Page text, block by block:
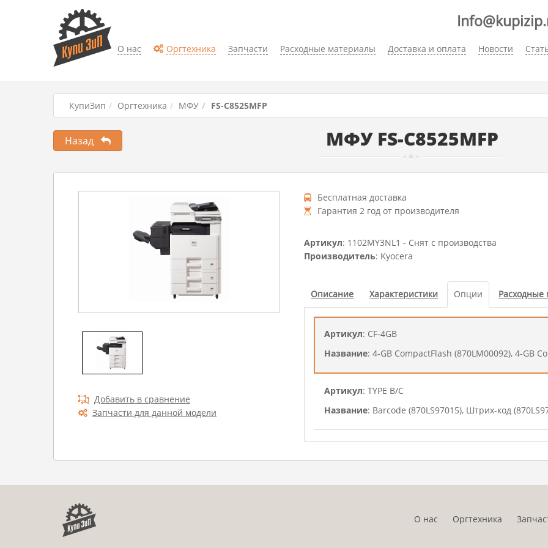
О нас Оргтехника Запчасти Расходные материалы Доставка и оплата Новости
КупиЗип Оргтехника МФУ FS-C8525MFP
МФУ FS-C8525MFP
Назад
Добавить в сравнение
Запчасти для данной модели
Бесплатная доставка
Гарантия 2 год от производителя
Артикул: 1102MY3NL1 - Снят с производства
Производитель: Kyocera
Описание Характеристики Опции Расходные
Название
: 1-GB память (870LM00090), 1-GB memory
Артикул: CF-4GB
Название: 4-GB CompactFlash (870LM00092), 4-GB
Артикул: TYPE B/C
Название: Barcode (870LS97015), Штрих-код
: Блок подачи бумаги 2 x 500 листов
О нас Оргтехника